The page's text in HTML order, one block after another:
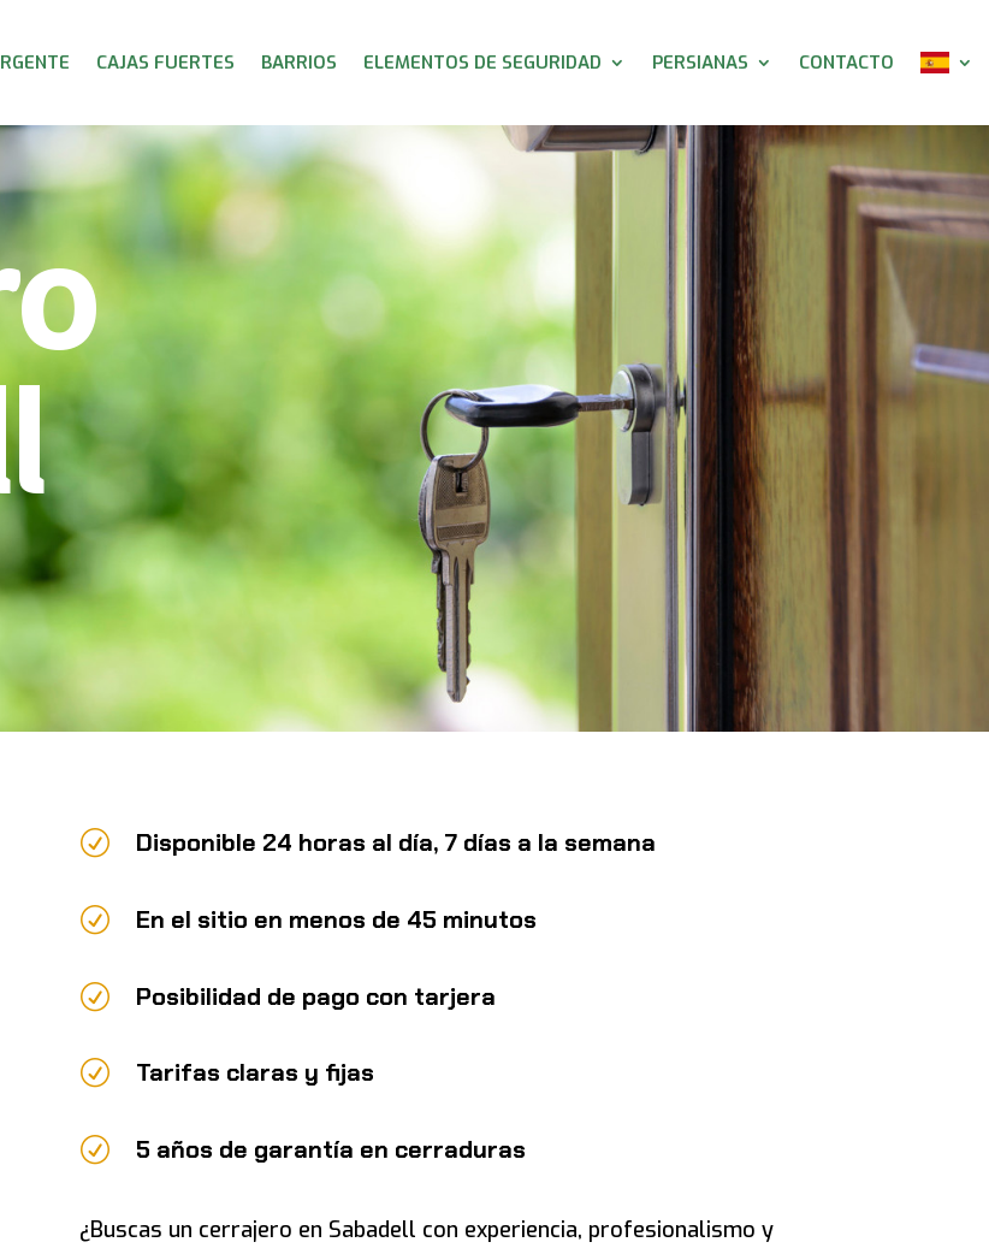
CAJAS FUERTES BARRIOS ELEMENTOS DE SEGURIDAD PERSIANAS CONTACTO
R Disponible 24 horas al día, 7 días a la semana
R En el sitio en menos de 45 minutos
R Posibilidad de pago con tarjera
R Tarifas claras y fijas
R 5 años de garantía en cerraduras
¿Buscas un cerrajero en Sabadell con experiencia, profesionalismo y